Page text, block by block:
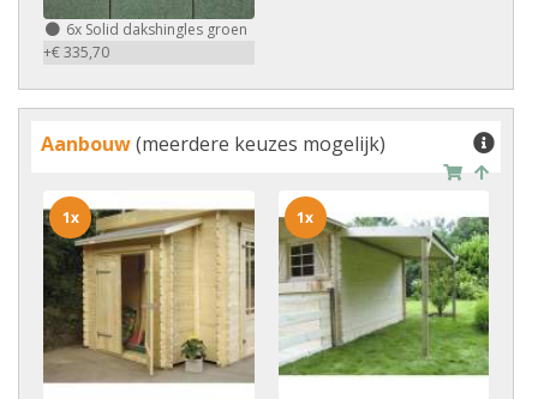
6x Solid dakshingles groen
+€ 335,70
Aanbouw(meerdere keuzes mogelijk)
1x 1x